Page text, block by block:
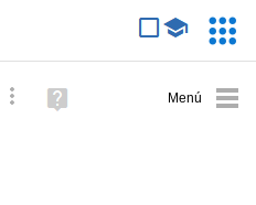
Búsqueda avanzada
Ayuda
(en